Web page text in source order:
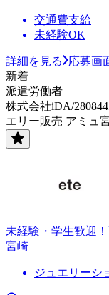
交通費支給
未経験OK
詳細を見る
応募画
新着
派遣労働者
株式会社iDA/
エリー販売 アミュ
未経験・学生歓迎
宮崎
ジュエリーシ